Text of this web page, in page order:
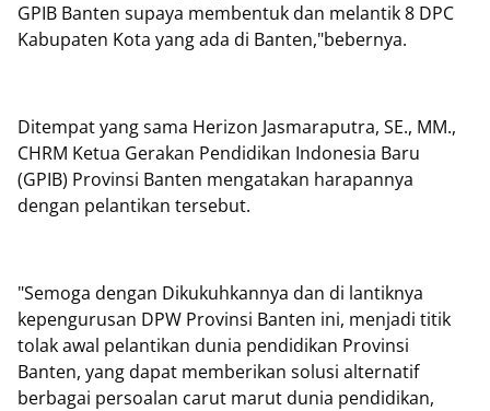
GPIB Banten supaya membentuk dan melantik 8 DPC
Kabupaten Kota yang ada di Banten,"bebernya.
Ditempat yang sama Herizon Jasmaraputra, SE., MM.,
CHRM Ketua Gerakan Pendidikan Indonesia Baru
(GPIB) Provinsi Banten mengatakan harapannya
dengan pelantikan tersebut.
"Semoga dengan Dikukuhkannya dan di lantiknya
kepengurusan DPW Provinsi Banten ini, menjadi titik
tolak awal pelantikan dunia pendidikan Provinsi
Banten, yang dapat memberikan solusi alternatif
berbagai persoalan carut marut dunia pendidikan,